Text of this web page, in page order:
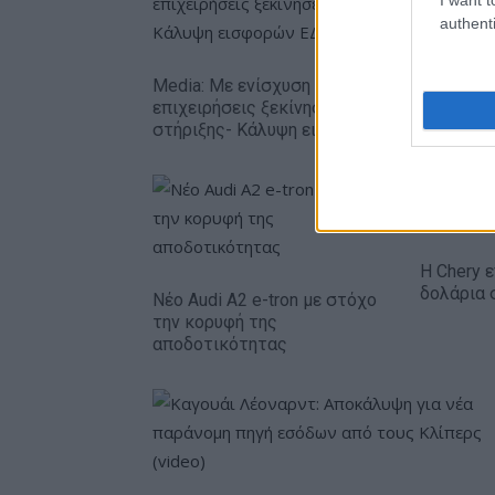
Media: Με ενίσχυση 8 εκατ. ευρώ σε 451
επιχειρήσεις ξεκίνησε το πρόγραμμα
στήριξης- Κάλυψη εισφορών ΕΔΟΕΑΠ
Νέο Audi A2 e-tron με στόχο
την κορυφή της
αποδοτικότητας
Η Chery
δολάρια